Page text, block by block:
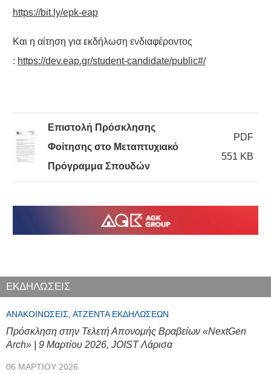
https://bit.ly/epk-eap
Και η αίτηση για εκδήλωση ενδιαφέροντος
: https://dev.eap.gr/student-candidate/public#/
Επιστολή Πρόσκλησης
Φοίτησης στο Μεταπτυχιακό
Πρόγραμμα Σπουδών
PDF
551 KB
ΕΚΔΗΛΩΣΕΙΣ
ΑΝΑΚΟΙΝΏΣΕΙΣ, ΑΤΖΈΝΤΑ ΕΚΔΗΛΏΣΕΩΝ
Πρόσκληση στην Τελετή Απονομής Βραβείων «NextGen
Arch» | 9 Μαρτίου 2026, JOIST Λάρισα
06 ΜΑΡΤΊΟΥ 2026